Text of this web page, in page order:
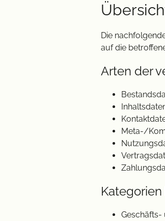
Die
auf die
Arten der
Meta-/
Geschäfts-